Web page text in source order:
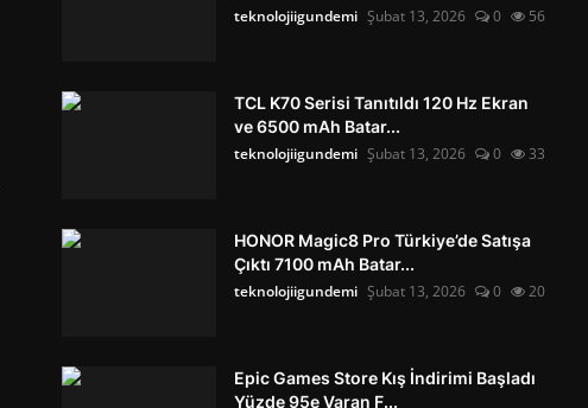
teknolojiigundemi Şubat 13, 2026 0 56
TCL K70 Serisi Tanıtıldı 120 Hz Ekran
ve 6500 mAh Batar...
teknolojiigundemi Şubat 13, 2026 0 33
HONOR Magic8 Pro Türkiye’de Satışa
Çıktı 7100 mAh Batar...
teknolojiigundemi Şubat 13, 2026 0 20
Epic Games Store Kış İndirimi Başladı
Yüzde 95e Varan F...